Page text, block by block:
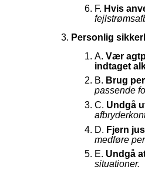
F. Hvis
Personlig
A. Vær
indtaget
B. Brug
passende
C. Undgå
D. Fjern
medføre
E. Undgå
situationer.